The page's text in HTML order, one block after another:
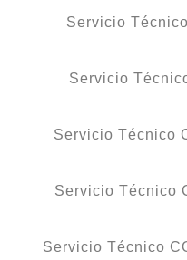
Servicio
Servicio
Servicio Técnico
Servicio Técnico
Servicio Técnico